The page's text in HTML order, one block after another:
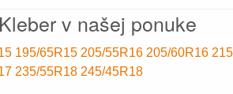
v našej ponuke
195/65R15 205/55R16 205/60R16
235/55R18 245/45R18